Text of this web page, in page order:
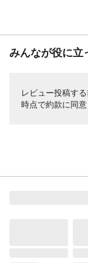
みんなが役に立
レビュー投稿す
時点で約款に同意